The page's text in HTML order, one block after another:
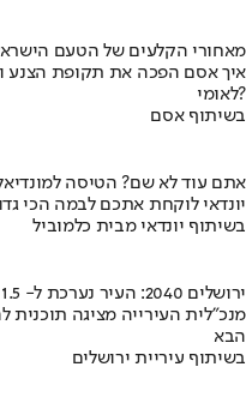
מאחורי הקלעים של הטעם
לאומי?
בשיתוף אסם
אתם עוד לא שם? הטיסה
יונדאי לוקחת אתכם לבמה הכי
בשיתוף יונדאי מבית כלמוביל
ירושלים 2040: העיר נערכת ל- 1.5 מליון תושבים
מנכ"לית העירייה מציגה תוכנית
הבא
בשיתוף עיריית ירושלים